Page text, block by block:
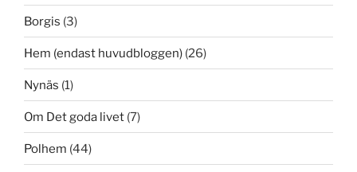
Borgis (3)
Hem (endast huvudbloggen) (26)
Nynäs (1)
Om Det goda livet (7)
Polhem (44)